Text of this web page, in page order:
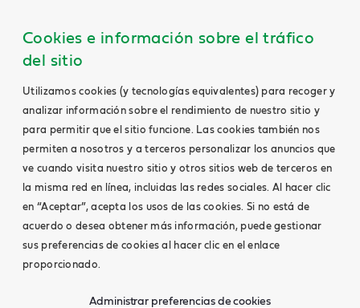
Cookies e información sobre el tráfico
del sitio
Utilizamos cookies (y tecnologías equivalentes) para recoger y
analizar información sobre el rendimiento de nuestro sitio y
para permitir que el sitio funcione. Las cookies también nos
permiten a nosotros y a terceros personalizar los anuncios que
ve cuando visita nuestro sitio y otros sitios web de terceros en
la misma red en línea, incluidas las redes sociales. Al hacer clic
en “Aceptar”, acepta los usos de las cookies. Si no está de
acuerdo o desea obtener más información, puede gestionar
sus preferencias de cookies al hacer clic en el enlace
proporcionado.
Administrar preferencias de cookies